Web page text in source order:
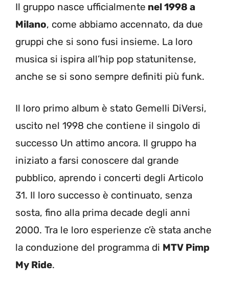
Il gruppo nasce ufficialmente nel 1998 a
Milano, come abbiamo accennato, da due
gruppi che si sono fusi insieme. La loro
musica si ispira all’hip pop statunitense,
anche se si sono sempre definiti più funk.
Il loro primo album è stato Gemelli DiVersi,
uscito nel 1998 che contiene il singolo di
successo Un attimo ancora. Il gruppo ha
iniziato a farsi conoscere dal grande
pubblico, aprendo i concerti degli Articolo
31. Il loro successo è continuato, senza
sosta, fino alla prima decade degli anni
2000. Tra le loro esperienze c’è stata anche
la conduzione del programma di MTV Pimp
My Ride.